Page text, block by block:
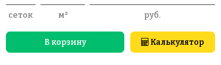
сеток м² руб.
В корзину Калькулятор